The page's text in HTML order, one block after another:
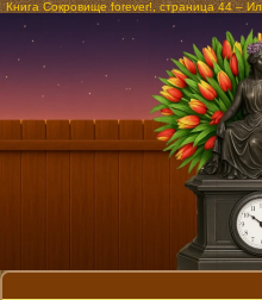
Книга Сокровище forever!, страница 44 –